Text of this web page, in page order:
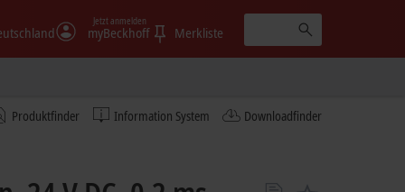
myBeckhoff
Jetzt anmelden
Merkliste
Produktfinder Information System Downloadfinder